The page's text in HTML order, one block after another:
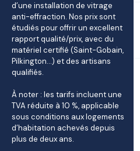
d’une installation de vitrage
anti-effraction. Nos prix sont
étudiés pour offrir un excellent
rapport qualité/prix, avec du
matériel certifié (Saint-Gobain,
Pilkington…) et des artisans
qualifiés.
À noter : les tarifs incluent une
TVA réduite à 10 %, applicable
sous conditions aux logements
d’habitation achevés depuis
plus de deux ans.